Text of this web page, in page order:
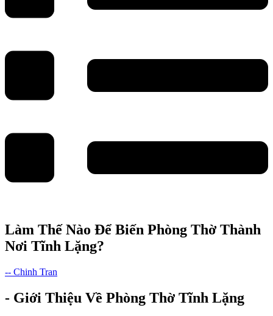
Làm Thế Nào Để Biến Phòng Thờ Thành
Nơi Tĩnh Lặng?
-- Chinh Tran
- Giới Thiệu Về Phòng Thờ Tĩnh Lặng